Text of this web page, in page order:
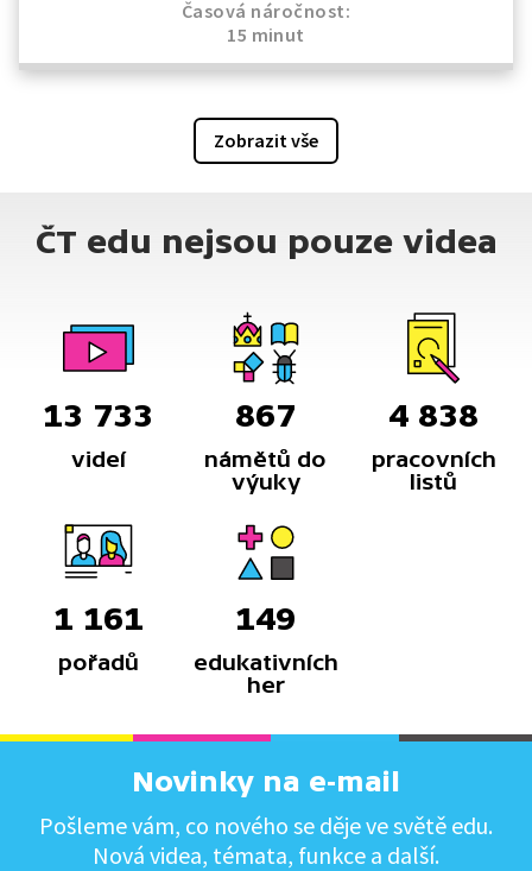
Časová náročnost:
15 minut
Zobrazit vše
ČT edu nejsou pouze videa
13 733
videí
867
námětů do
výuky
4 838
pracovních
listů
1 161
pořadů
149
edukativních
her
Novinky na e-mail
Pošleme vám, co nového se děje ve světě edu.
Nová videa, témata, funkce a další.